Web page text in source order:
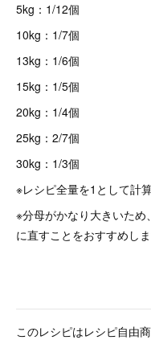
5kg：1/12個
10kg：1/7個
13kg：1/6個
15kg：1/5個
20kg：1/4個
25kg：2/7個
30kg：1/3個
※レシピ全量を1として計
※分母がかなり大きいた
に直すことをおすすめしま
このレシピはレシピ自由